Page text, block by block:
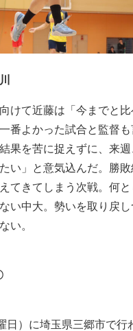
けて近藤は「今までと比
番よかった試合と監督
果を苦に捉えずに、来
い」と意気込んだ。勝敗
てきてしまう次戦。何と
い中大。勢いを取り戻し
い。
日）に埼玉県三郷市で行